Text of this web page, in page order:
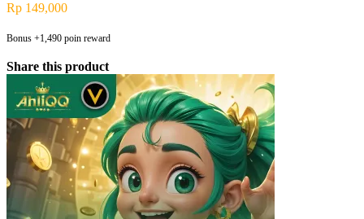
Rp 149,000
Bonus +1,490 poin reward
Share this product